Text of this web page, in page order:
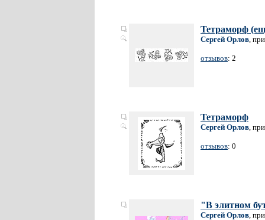
Тетраморф
Сергей Орлов,
отзывов: 2
Тетраморф
Сергей Орлов,
отзывов: 0
"В элитном
Сергей Орлов,